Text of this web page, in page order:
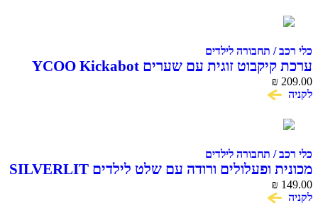
כלי רכב / תחבורה לילדים
ערכת קיקבוט זוגית עם שערים YCOO Kickabot
₪ 209.00
לקניה
כלי רכב / תחבורה לילדים
מכונית ופעלולים ורודה עם שלט לילדים SILVERLIT
TOOKO
₪ 149.00
לקניה